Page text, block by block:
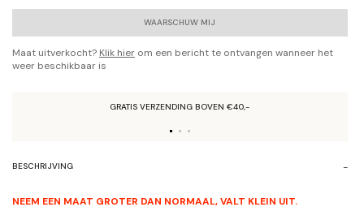
WAARSCHUW MIJ
Maat uitverkocht? Klik hier om een bericht te ontvangen wanneer het
weer beschikbaar is
GRATIS VERZENDING BOVEN €40,-
BESCHRIJVING
NEEM EEN MAAT GROTER DAN NORMAAL, VALT KLEIN UIT.